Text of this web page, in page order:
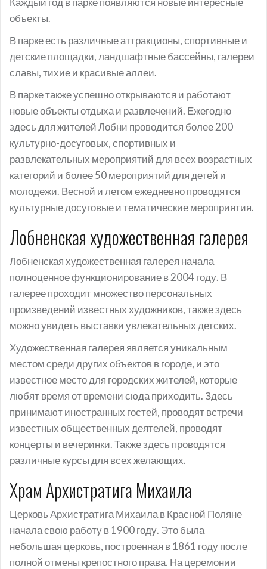
объекты.
В парке есть различные аттракционы, спортивные и
детские площадки, ландшафтные бассейны, галереи
славы, тихие и красивые аллеи.
В парке также успешно открываются и работают
новые объекты отдыха и развлечений. Ежегодно
здесь для жителей Лобни проводится более 200
культурно-досуговых, спортивных и
развлекательных мероприятий для всех возрастных
категорий и более 50 мероприятий для детей и
молодежи. Весной и летом ежедневно проводятся
культурные досуговые и тематические мероприятия.
Лобненская художественная галерея
Лобненская художественная галерея начала
полноценное функционирование в 2004 году. В
галерее проходит множество персональных
произведений известных художников, также здесь
можно увидеть выставки увлекательных детских.
Художественная галерея является уникальным
местом среди других объектов в городе, и это
известное место для городских жителей, которые
любят время от времени сюда приходить. Здесь
принимают иностранных гостей, проводят встречи
известных общественных деятелей, проводят
концерты и вечеринки. Также здесь проводятся
различные курсы для всех желающих.
Храм Архистратига Михаила
Церковь Архистратига Михаила в Красной Поляне
начала свою работу в 1900 году. Это была
небольшая церковь, построенная в 1861 году после
полной отмены крепостного права. На церемонии